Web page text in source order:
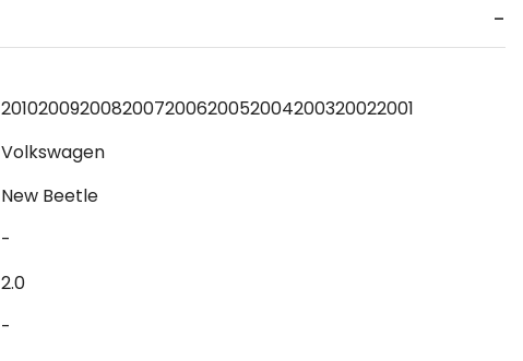
2010200920082007200620052004200320022001
Volkswagen
New Beetle
-
2.0
-